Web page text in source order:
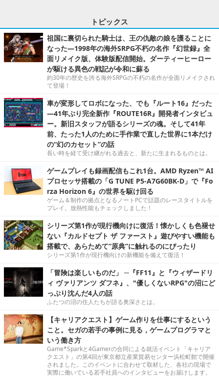
トピックス
祖国に裏切られた騎士は、王の仇敵の娘を護ることに
なった―1998年の海外SRPG不朽の名作『幻世録』全
面リメイク版、体験版配信開始。ダーティーヒーロー
が駆ける異色の戦記が令和に蘇る
約30年の歴史を誇る海外SRPGの不朽の名作が全面リメイクされ
て登場！
車が変形してロボになった、でも『ルート16』だった
―41年ぶり完全新作『ROUTE16R』開発者インタビュ
ー。新旧スタッフが語るシリーズの魂。そして41年
前、たった1人のために手作業で直した世界に1本だけ
の“幻のカセット”の話
長い時を経て受け継がれる過去と、新たに生まれるものとは。
ゲームプレイも録画配信もこれ1台。AMD Ryzen™ AI
プロセッサ搭載の「G TUNE P5-A7G60BK-D」で『Fo
rza Horizon 6』の世界を駆け回る
ゲーム＆制作の拠点となるノートPCで話題のレースタイトルを
プレイ。放熱性能もチェックしました！
シリーズ第1作が現行機向けに復活！懐かしくも色褪せ
ない『カルドセプト ザ ファースト』遊びやすい機能も
搭載で、あらためて“原典”に触れるのにぴったり
シリーズ第1作が現行機向けの新機能を備えて復活！
「冒険は楽しいものだ」 ─『FF11』と『ウィザードリ
ィ ヴァリアンツ ダフネ』、"優しくないRPG"の沼にど
っぷり沈んだ4人の話
ふたつの沼の住人たちが語る奥深さとは。
【キャリアクエスト】ゲーム作りを仕事にするという
こと。セガの若手の事例に見る，ゲームプログラマと
いう働き方
Game*Sparkと4Gamerの合同による就活イベント「キャリア
クエスト」の第4回が東京都立産業貿易センター浜松町館で開催
されました。このイベントに合わせて取材した、各社の現場で
実際に働いている若手社員へのインタビューをお届けします。